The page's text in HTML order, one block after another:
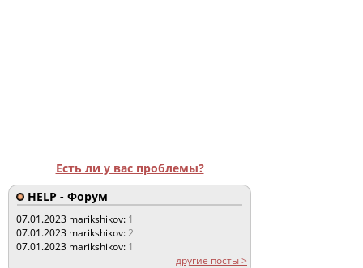
Есть ли у вас проблемы?
HELP - Форум
07.01.2023 marikshikov: 1
07.01.2023 marikshikov:2
07.01.2023 marikshikov: 1
другие посты >